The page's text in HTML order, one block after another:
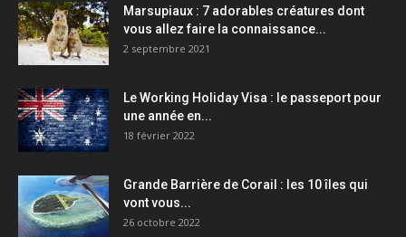
Marsupiaux : 7 adorables créatures dont
vous allez faire la connaissance...
2 septembre 2021
Le Working Holiday Visa : le passeport pour
une année en...
18 février 2022
Grande Barrière de Corail : les 10 îles qui
vont vous...
26 octobre 2022